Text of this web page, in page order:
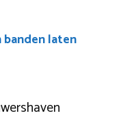
banden laten